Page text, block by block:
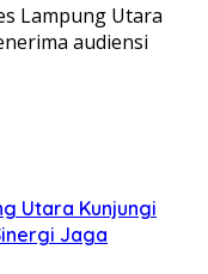
Lampung Utara
audiensi
Utara Kunjungi
Jaga